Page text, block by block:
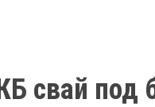
свай под